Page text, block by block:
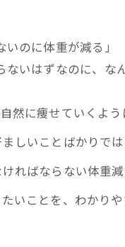
いのに体重が減る」
ないはずなのに、な
然に痩せていくよ
しいことばかりでは
ればならない体重
いことを、わかりや